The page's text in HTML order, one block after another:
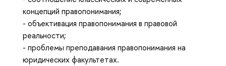
концепций правопонимания;
- объективация правопонимания в правовой
реальности;
- проблемы преподавания правопонимания на
юридических факультетах.